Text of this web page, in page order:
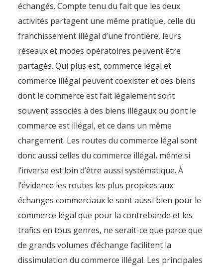
échangés. Compte tenu du fait que les deux
activités partagent une même pratique, celle du
franchissement illégal d’une frontière, leurs
réseaux et modes opératoires peuvent être
partagés. Qui plus est, commerce légal et
commerce illégal peuvent coexister et des biens
dont le commerce est fait légalement sont
souvent associés à des biens illégaux ou dont le
commerce est illégal, et ce dans un même
chargement. Les routes du commerce légal sont
donc aussi celles du commerce illégal, même si
l’inverse est loin d’être aussi systématique. À
l’évidence les routes les plus propices aux
échanges commerciaux le sont aussi bien pour le
commerce légal que pour la contrebande et les
trafics en tous genres, ne serait-ce que parce que
de grands volumes d’échange facilitent la
dissimulation du commerce illégal. Les principales